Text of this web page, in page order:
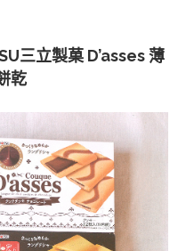
三立製菓 D’asses 薄
乾